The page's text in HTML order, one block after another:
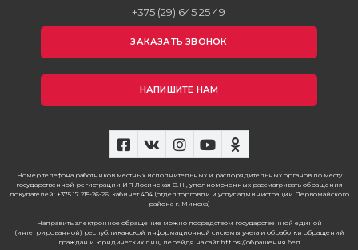
+375 (29) 645 25 49
ЗАКАЗАТЬ ЗВОНОК
НАПИШИТЕ НАМ
Номер телефона работников местных исполнительных и распорядительных органов по месту
государственной регистрации ИП Лосинская О.Н., уполномоченных рассматривать обращения
покупателей: +375 17 215-26-26, кабинет 404 (отдел торговли и услуг администрации Первомайского
района г. Минска)
Направить электронное обращение можно посредством государственной единой
(интегрированной) республиканской информационной системы учета и обработки обращений
граждан и юридических лиц, перейдя на сайт https://обращения.бел